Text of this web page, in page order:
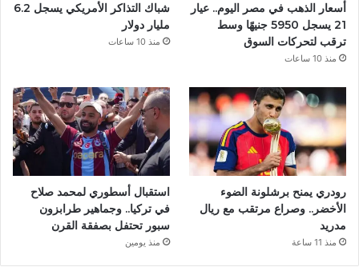
أسعار الذهب في مصر اليوم.. عيار
21 يسجل 5950 جنيهًا وسط
ترقب لتحركات السوق
منذ 10 ساعات
شباك التذاكر الأمريكي يسجل 6.2
مليار دولار
منذ 10 ساعات
رودري يمنح برشلونة الضوء
الأخضر.. وصراع مرتقب مع ريال
مدريد
منذ 11 ساعة
استقبال أسطوري لمحمد صلاح
في تركيا.. وجماهير طرابزون
سبور تحتفل بصفقة القرن
منذ يومين